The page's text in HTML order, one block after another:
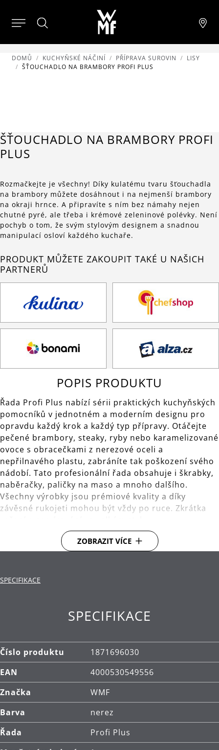
DOMŮ KUCHYŇSKÉ NÁČINÍ PŘÍPRAVA SUROVIN
LISY
ŠŤOUCHADLO NA BRAMBORY PROFI PLUS
ŠŤOUCHADLO NA BRAMBORY PROFI
PLUS
Rozmačkejte je všechny! Díky kulatému tvaru šťouchadla
na brambory můžete dosáhnout i na nejmenší brambory
na okraji hrnce. A připravíte s ním bez námahy nejen
chutné pyré, ale třeba i krémové zeleninové polévky. Není
pochyb o tom, že svým stylovým designem a snadnou
manipulací osloví každého kuchaře.
PRODUKT MŮŽETE ZAKOUPIT TAKÉ U NAŠICH
PARTNERŮ
POPIS PRODUKTU
Řada Profi Plus nabízí sérii praktických kuchyňských
pomocníků v jednotném a moderním designu pro
opravdu každý krok a každý typ přípravy. Otáčejte
pečené brambory, steaky, ryby nebo karamelizované
ovoce s obracečkami z nerezové oceli a
nepřilnavého plastu, zabráníte tak poškození svého
nádobí. Tato profesionální řada obsahuje i škrabky,
naběračky, paličky na maso a mnoho dalšího.
Všechny výrobky jsou prémiové kvality a díky
závěsné rukojeti mohou být vždy po ruce. Zkrátka
S praktickým okem pro uložení na závěsné tyči s
Cromargan®.
ZOBRAZIT VÍCE
SPECIFIKACE
SPECIFIKACE
Číslo produktu
1871696030
EAN
4000530549556
Značka
WMF
Barva
nerez
Řada
Profi Plus